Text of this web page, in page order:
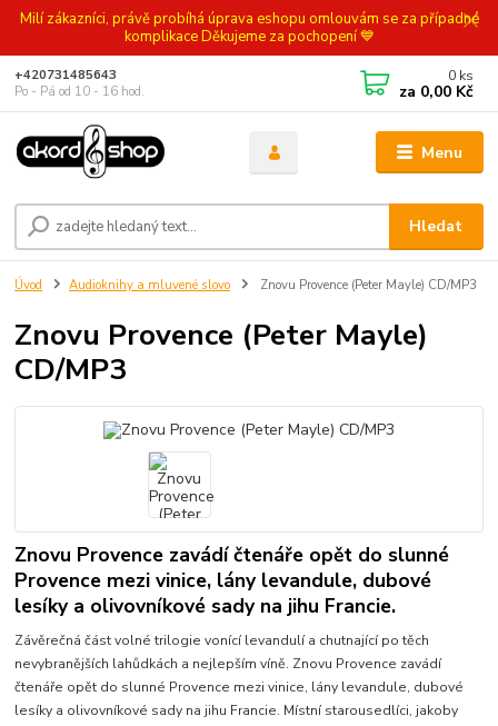
Milí zákazníci, právě probíhá úprava eshopu omlouvám se za případné
komplikace Děkujeme za pochopení 💙
Menu
Hledat
+420731485643
Po - Pá od 10 - 16 hod.
0 ks
za 0,00 Kč
Úvod Audioknihy a mluvené slovo Znovu Provence (Peter Mayle) CD/MP3
Znovu Provence (Peter Mayle)
CD/MP3
Znovu Provence zavádí čtenáře opět do slunné
Provence mezi vinice, lány levandule, dubové
lesíky a olivovníkové sady na jihu Francie.
Závěrečná část volné trilogie vonící levandulí a chutnající po těch
nevybranějších lahůdkách a nejlepším víně. Znovu Provence zavádí
čtenáře opět do slunné Provence mezi vinice, lány levandule, dubové
lesíky a olivovníkové sady na jihu Francie. Místní starousedlíci, jakoby